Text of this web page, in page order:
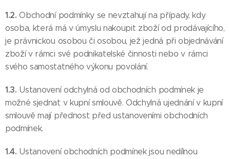
1.2. Obchodní podmínky se nevztahují na případy, kdy
osoba, která má v úmyslu nakoupit zboží od prodávajícího,
je právnickou osobou či osobou, jež jedná při objednávání
zboží v rámci své podnikatelské činnosti nebo v rámci
svého samostatného výkonu povolání.
1.3. Ustanovení odchylná od obchodních podmínek je
možné sjednat v kupní smlouvě. Odchylná ujednání v kupní
smlouvě mají přednost před ustanoveními obchodních
podmínek.
1.4. Ustanovení obchodních podmínek jsou nedílnou